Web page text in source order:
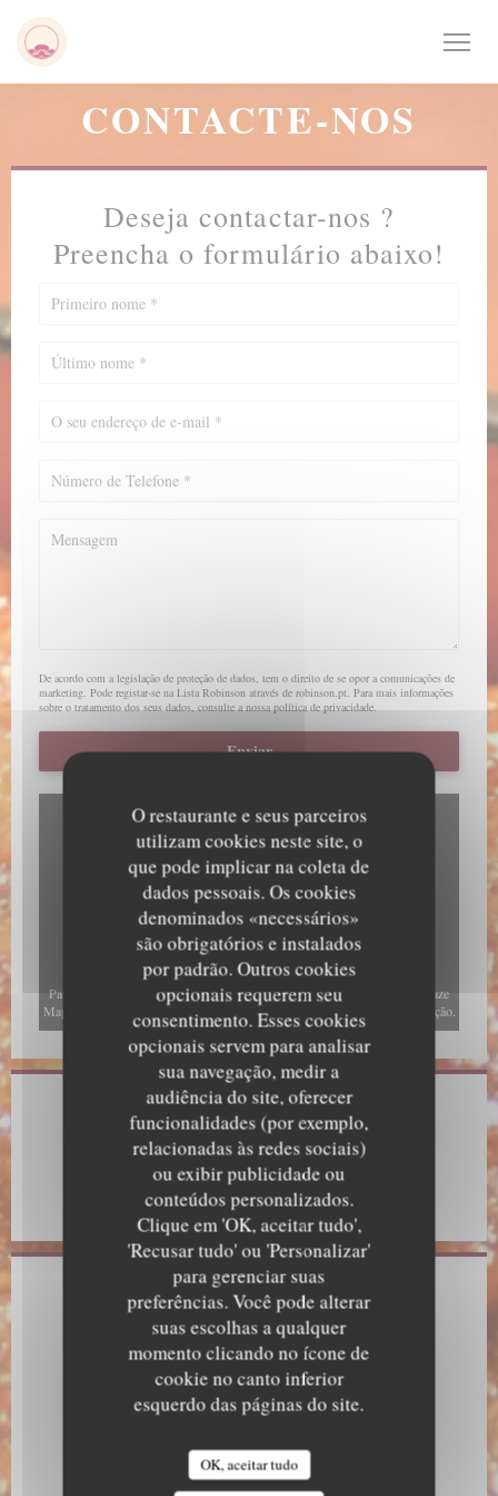
O restaurante e seus parceiros
utilizam cookies neste site, o
que pode implicar na coleta de
dados pessoais. Os cookies
denominados «necessários»
são obrigatórios e instalados
por padrão. Outros cookies
opcionais requerem seu
consentimento. Esses cookies
opcionais servem para analisar
sua navegação, medir a
audiência do site, oferecer
funcionalidades (por exemplo,
relacionadas às redes sociais)
ou exibir publicidade ou
conteúdos personalizados.
Clique em 'OK, aceitar tudo',
'Recusar tudo' ou 'Personalizar'
para gerenciar suas
preferências. Você pode alterar
suas escolhas a qualquer
momento clicando no ícone de
cookie no canto inferior
esquerdo das páginas do site.
OK, aceitar tudo
CONTACTE-NOS
Deseja contactar-nos ?
Preencha o formulário abaixo!
De acordo com a legislação de proteção de dados, tem o direito de se opor a comunicações de
marketing. Pode registar-se na Lista Robinson através de robinson.pt. Para mais informações
sobre o tratamento dos seus dados, consulte a nossapolítica de privacidade.
Para exibir o mapa interativo do Waze, você deve aceitar os cookies do Waze
Map (Google). Esses cookies podem coletar dados de navegação e localização.
Autorizar
Informações gerais
Métodos de pagamento
Pagamento móvel, Sem contato, Dinheiro, Visa, American
Express, Cartão Azul
Acesso
Metro
Tuileries, Pyramides, Palais-Royal
Estação de bicicletas
Autocarro